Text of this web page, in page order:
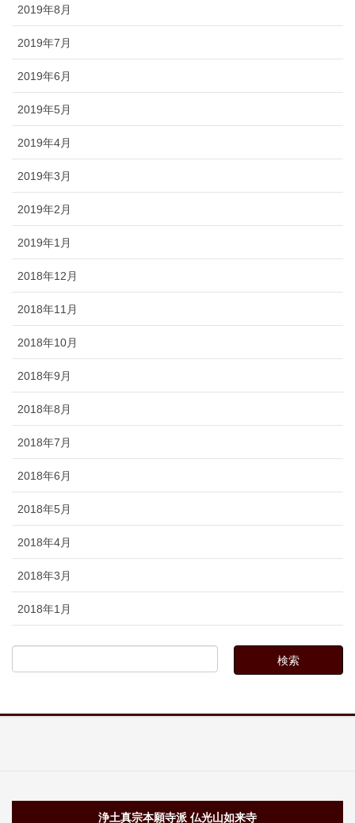
2019年8月
2019年7月
2019年6月
2019年5月
2019年4月
2019年3月
2019年2月
2019年1月
2018年12月
2018年11月
2018年10月
2018年9月
2018年8月
2018年7月
2018年6月
2018年5月
2018年4月
2018年3月
2018年1月
浄土真宗本願寺派 仏光山如来寺